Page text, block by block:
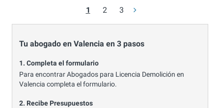
1 2 3
Tu abogado en Valencia en 3 pasos
1. Completa el formulario
Para encontrar Abogados para Licencia Demolición en
Valencia completa el formulario.
2. Recibe Presupuestos